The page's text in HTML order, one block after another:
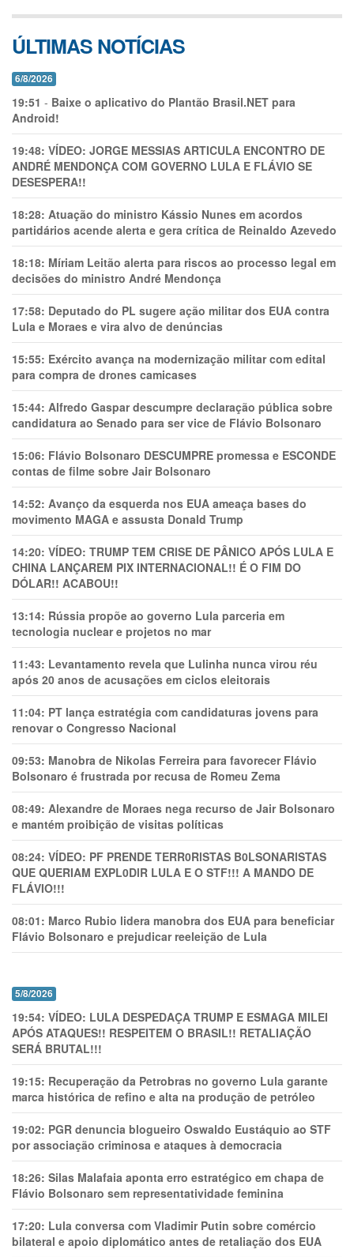
ÚLTIMAS NOTÍCIAS
6/8/2026
19:51 - Baixe o aplicativo do Plantão Brasil.NET para
Android!
19:48: VÍDEO: JORGE MESSIAS ARTICULA ENCONTRO DE
ANDRÉ MENDONÇA COM GOVERNO LULA E FLÁVIO SE
DESESPERA!!
18:28: Atuação do ministro Kássio Nunes em acordos
partidários acende alerta e gera crítica de Reinaldo Azevedo
18:18: Míriam Leitão alerta para riscos ao processo legal em
decisões do ministro André Mendonça
17:58: Deputado do PL sugere ação militar dos EUA contra
Lula e Moraes e vira alvo de denúncias
15:55: Exército avança na modernização militar com edital
para compra de drones camicases
15:44: Alfredo Gaspar descumpre declaração pública sobre
candidatura ao Senado para ser vice de Flávio Bolsonaro
15:06: Flávio Bolsonaro DESCUMPRE promessa e ESCONDE
contas de filme sobre Jair Bolsonaro
14:52: Avanço da esquerda nos EUA ameaça bases do
movimento MAGA e assusta Donald Trump
14:20: VÍDEO: TRUMP TEM CRlSE DE PÂNlCO APÓS LULA E
CHINA LANÇAREM PIX INTERNACIONAL!! É O FIM DO
DÓLAR!! ACABOU!!
13:14: Rússia propõe ao governo Lula parceria em
tecnologia nuclear e projetos no mar
11:43: Levantamento revela que Lulinha nunca virou réu
após 20 anos de acusações em ciclos eleitorais
11:04: PT lança estratégia com candidaturas jovens para
renovar o Congresso Nacional
09:53: Manobra de Nikolas Ferreira para favorecer Flávio
Bolsonaro é frustrada por recusa de Romeu Zema
08:49: Alexandre de Moraes nega recurso de Jair Bolsonaro
e mantém proibição de visitas políticas
08:24: VÍDEO: PF PRENDE TERR0RlSTAS B0LSONARlSTAS
QUE QUERIAM EXPL0DlR LULA E O STF!!! A MANDO DE
FLÁVIO!!!
08:01: Marco Rubio lidera manobra dos EUA para beneficiar
Flávio Bolsonaro e prejudicar reeleição de Lula
5/8/2026
19:54: VÍDEO: LULA DESPEDAÇA TRUMP E ESMAGA MILEI
APÓS ATAQUES!! RESPEITEM O BRASIL!! RETALIAÇÃO
SERÁ BRUTAL!!!
19:15: Recuperação da Petrobras no governo Lula garante
marca histórica de refino e alta na produção de petróleo
19:02: PGR denuncia blogueiro Oswaldo Eustáquio ao STF
por associação criminosa e ataques à democracia
18:26: Silas Malafaia aponta erro estratégico em chapa de
Flávio Bolsonaro sem representatividade feminina
17:20: Lula conversa com Vladimir Putin sobre comércio
bilateral e apoio diplomático antes de retaliação dos EUA